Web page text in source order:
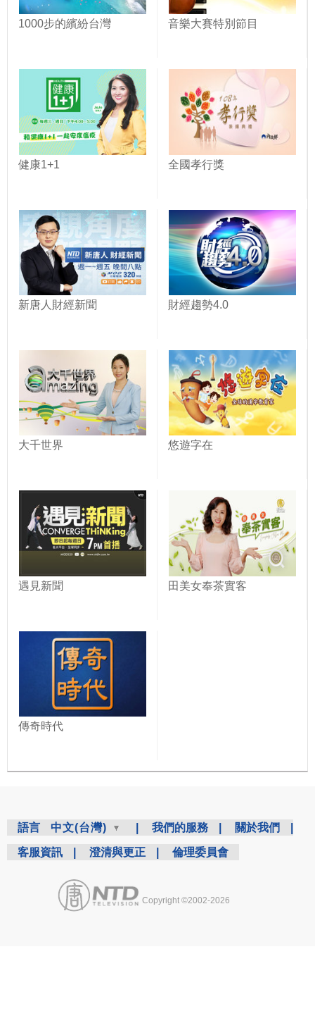
1000步的繽紛台灣 音樂大賽特別節目
健康1+1 全國孝行獎
新唐人財經新聞 財經趨勢4.0
大千世界 悠遊字在
遇見新聞 田美女奉茶實客
傳奇時代
語言 中文(台灣) 我們的服務 關於我們
客服資訊 澄清與更正 倫理委員會
Copyright ©2002-2026